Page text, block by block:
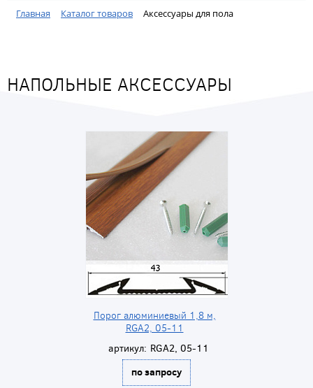
Главная Каталог товаров Аксессуары для пола
НАПОЛЬНЫЕ АКСЕССУАРЫ
Порог алюминиевый 1,8 м,
RGA2, 05-11
артикул: RGA2, 05-11
по запросу